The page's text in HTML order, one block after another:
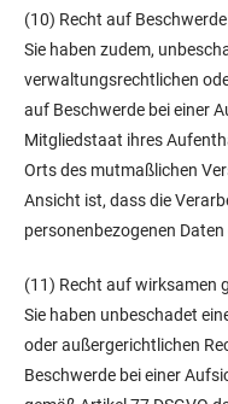
(10) Recht auf
Sie haben zudem,
verwaltungsrechtlichen
auf Beschwerde bei einer
Mitgliedstaat ihres
Orts des mutmaßlichen
Ansicht ist, dass die
personenbezogenen
(11) Recht auf wirksamen
Sie haben unbeschadet
oder außergerichtlichen
Beschwerde bei einer